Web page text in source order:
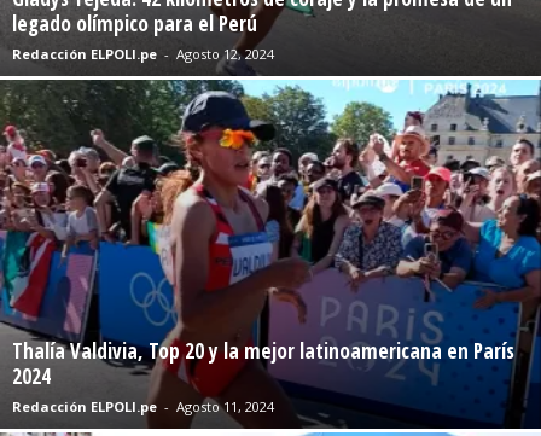
legado olímpico para el Perú
Redacción ELPOLI.pe - Agosto 12, 2024
Thalía Valdivia, Top 20 y la mejor latinoamericana en París
2024
Redacción ELPOLI.pe - Agosto 11, 2024